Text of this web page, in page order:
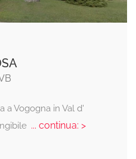
a Vogogna in Val d'
... continua: >